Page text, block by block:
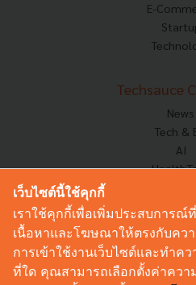
E-
Techsauce
News
Tech &
AI
Corp
Saucy
Based
เว็บไซต์นี้ใช้คุกกี้
เราใช้คุกกี้เพื่อเพิ่มประสบการณ์
เนื้อหาและโฆษณาให้ตรงกับคว
การเข้าใช้งานเว็บไซต์และทำค
ที่ใด คุณสามารถเลือกตั้งค่าควา